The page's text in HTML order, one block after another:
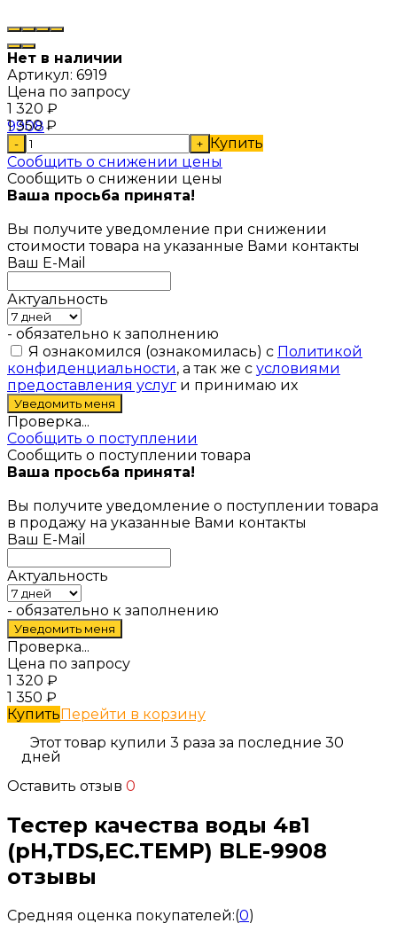
Нет в наличии
Артикул: 6919
Цена по запросу
1 320 ₽
1 350₽
- + Купить
Сообщить о снижении цены
Сообщить о снижении цены
Ваша просьба принята!
Вы получите уведомление при снижении
стоимости товара на указанные Вами контакты
Ваш E-Mail
Актуальность
- обязательно к заполнению
Я ознакомился (ознакомилась) с Политикой
конфиденциальности, а так же с условиями
предоставления услуг и принимаю их
Проверка...
Сообщить о поступлении
Сообщить о поступлении товара
Ваша просьба принята!
Вы получите уведомление о поступлении товара
в продажу на указанные Вами контакты
Ваш E-Mail
Актуальность
- обязательно к заполнению
Проверка...
Цена по запросу
1 320 ₽
1 350 ₽
КупитьПерейти в корзину
Этот товар купили 3 раза за последние 30
дней
Оставить отзыв 0
Тестер качества воды 4в1
(pH,TDS,EC.TEMP) BLE-9908
отзывы
Средняя оценка покупателей:(0)